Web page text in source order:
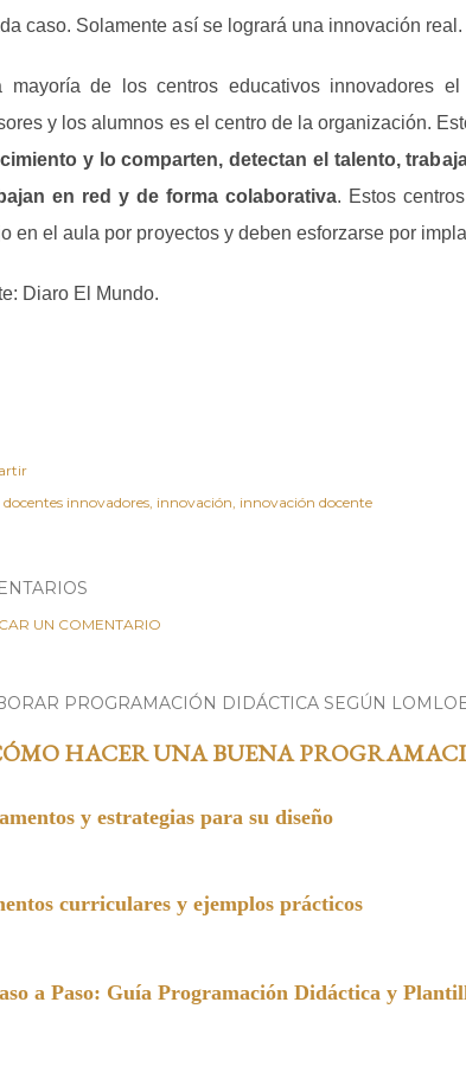
caso. Solamente así se logrará una innovación real.
mayoría de los centros educativos innovadores
y los alumnos es el centro de la organización.
y lo comparten, detectan el talento,
en red y de forma colaborativa. Estos
en el aula por proyectos y deben esforzarse por
Diaro El Mundo.
docentes innovadores innovación innovación docente
UN COMENTARIO
PROGRAMACIÓN DIDÁCTICA SEGÚN
HACER UNA BUENA
y estrategias para su diseño
curriculares y ejemplos prácticos
a Paso: Guía Programación Didáctica y